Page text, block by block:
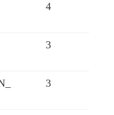
4
3
3